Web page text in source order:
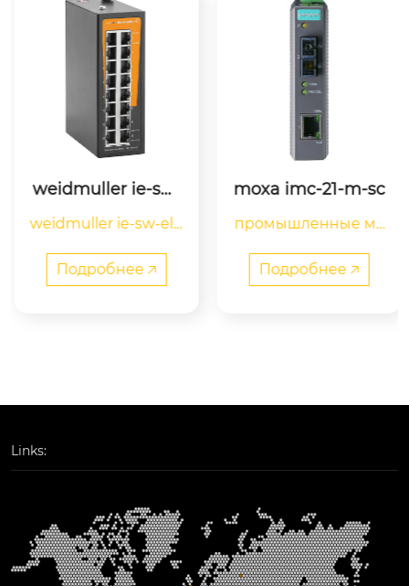
weidmuller ie-sw-
0000
weidmuller ie-sw-elb
лючатель, unmanag
ed, fast ethernet, кол
Подробнее 🡥
moxa imc-21-m-sc
промышленные ме
xa imc-21-m-sc — это
медиаконвертеры н
о недорогой вариан
т, который может ус
пешно работать пр
и температурах от -1
Подробнее 🡥
Links: